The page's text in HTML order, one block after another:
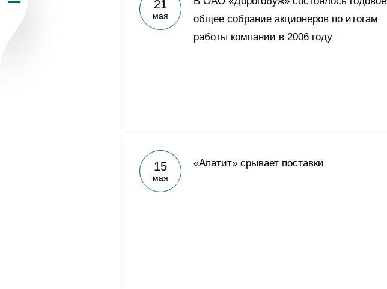
Пресс-центр
21
мая
общее собрание акционеров по итогам
работы компании в 2006 году
15
мая
«Апатит» срывает поставки